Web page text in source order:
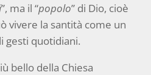
”, ma il “popolo” di Dio, cioè
vivere la santità come un
gesti quotidiani.
bello della Chiesa